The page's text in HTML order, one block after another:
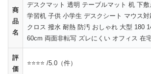
商
品
名
デスクマット 透明 テーブルマット 机 下
学習机 子供 小学生 デスクシート マウス
クロス 撥水 耐熱 防汚 おしゃれ 大型 180
60cm 両面非転写 ズレにくい オフィス 在
評
価
⭐⭐⭐⭐ /5.0（件）